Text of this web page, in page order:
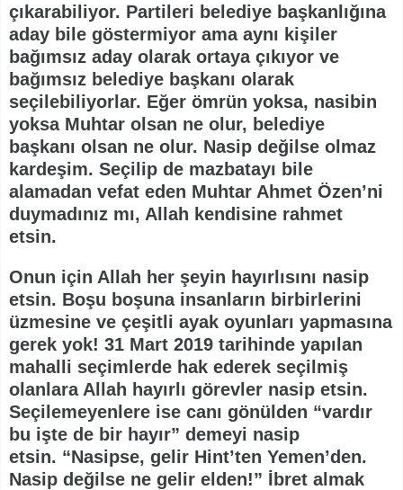
çıkarabiliyor. Partileri belediye başkanlığına
aday bile göstermiyor ama aynı kişiler
bağımsız aday olarak ortaya çıkıyor ve
bağımsız belediye başkanı olarak
seçilebiliyorlar. Eğer ömrün yoksa, nasibin
yoksa Muhtar olsan ne olur, belediye
başkanı olsan ne olur. Nasip değilse olmaz
kardeşim. Seçilip de mazbatayı bile
alamadan vefat eden Muhtar Ahmet Özen’ni
duymadınız mı, Allah kendisine rahmet
etsin.
Onun için Allah her şeyin hayırlısını nasip
etsin. Boşu boşuna insanların birbirlerini
üzmesine ve çeşitli ayak oyunları yapmasına
gerek yok! 31 Mart 2019 tarihinde yapılan
mahalli seçimlerde hak ederek seçilmiş
olanlara Allah hayırlı görevler nasip etsin.
Seçilemeyenlere ise canı gönülden “vardır
bu işte de bir hayır” demeyi nasip
etsin. “Nasipse, gelir Hint’ten Yemen’den.
Nasip değilse ne gelir elden!” İbret almak